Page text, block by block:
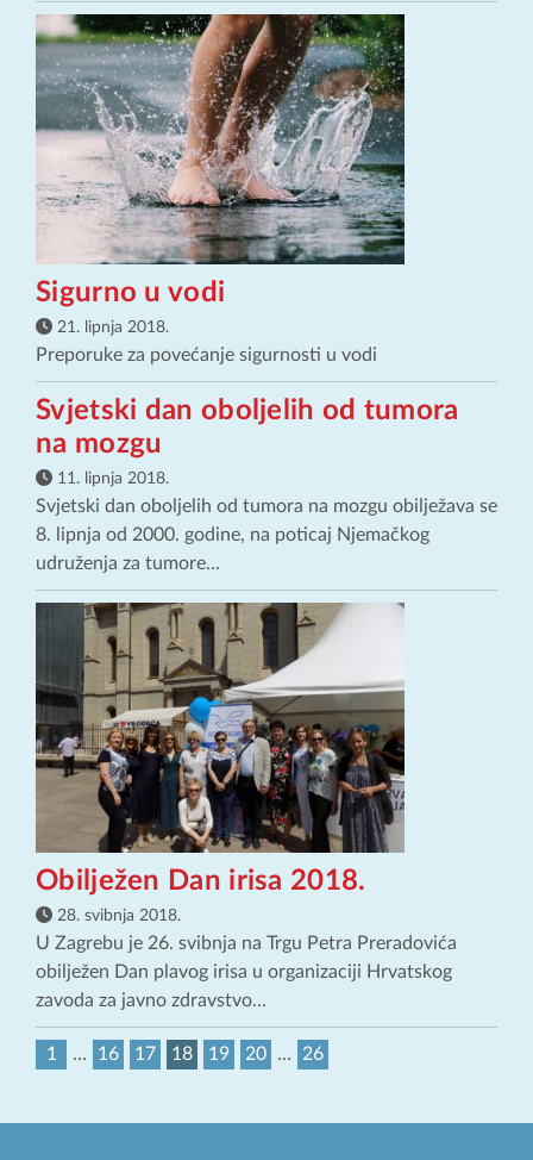
Sigurno u vodi
21. lipnja 2018.
Preporuke za povećanje sigurnosti u vodi
Svjetski dan oboljelih od tumora
na mozgu
11. lipnja 2018.
Svjetski dan oboljelih od tumora na mozgu obilježava se
8. lipnja od 2000. godine, na poticaj Njemačkog
udruženja za tumore...
Obilježen Dan irisa 2018.
28. svibnja 2018.
U Zagrebu je 26. svibnja na Trgu Petra Preradovića
obilježen Dan plavog irisa u organizaciji Hrvatskog
zavoda za javno zdravstvo...
1 … 16 17 18 19 20 … 26